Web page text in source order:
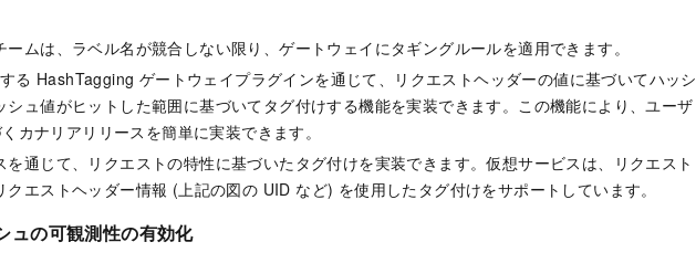
ームは、ラベル名が競合しない限り、ゲートウェイにタギングルールを適用できます。
る HashTagging ゲートウェイプラグインを通じて、リクエストヘッダーの値に基づいてハッシ
シュ値がヒットした範囲に基づいてタグ付けする機能を実装できます。この機能により、ユーザ
カナリアリリースを簡単に実装できます。
を通じて、リクエストの特性に基づいたタグ付けを実装できます。仮想サービスは、リクエスト
クエストヘッダー情報 (上記の図の UID など) を使用したタグ付けをサポートしています。
ュの可観測性の有効化